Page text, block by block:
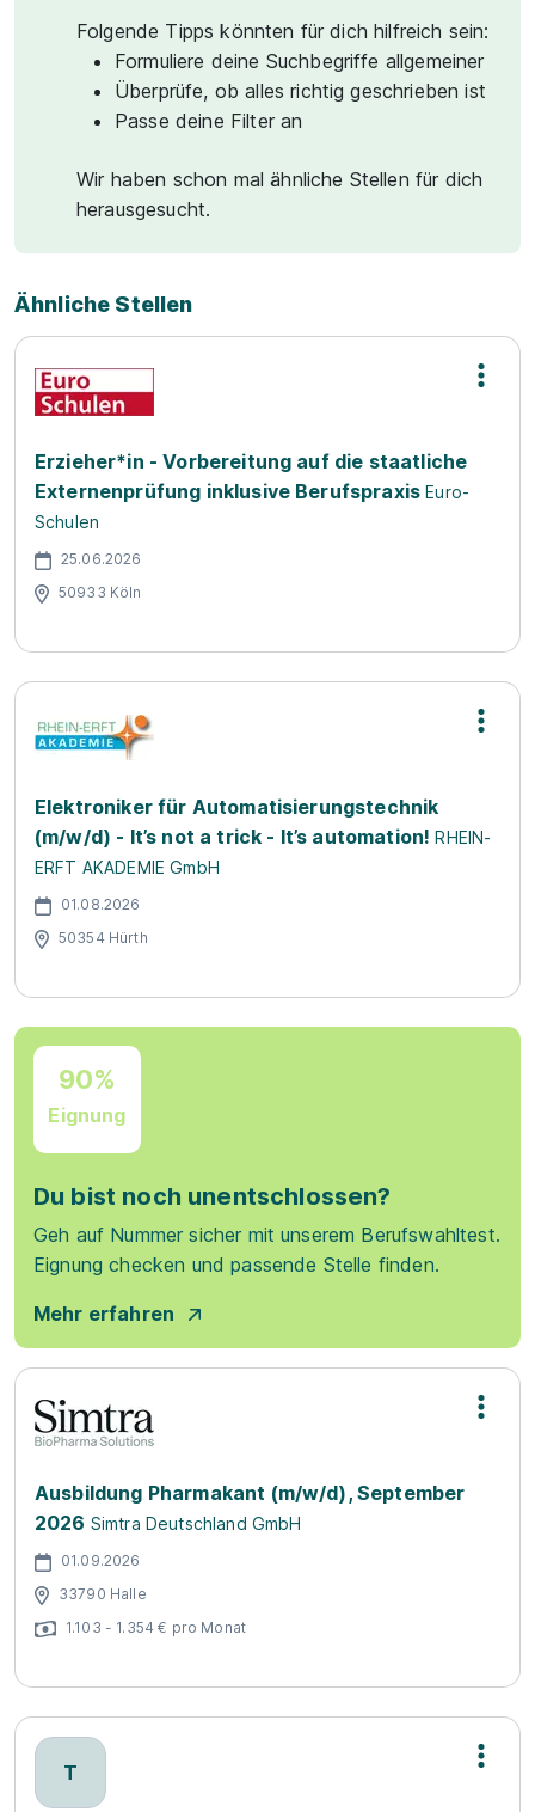
Folgende Tipps könnten für dich hilfreich sein:
Formuliere deine Suchbegriffe allgemeiner
Überprüfe, ob alles richtig geschrieben ist
Passe deine Filter an
Wir haben schon mal ähnliche Stellen für dich
herausgesucht.
Ähnliche Stellen
Erzieher*in - Vorbereitung auf die staatliche
Externenprüfung inklusive Berufspraxis Euro-
Schulen
25.06.2026
50933 Köln
Elektroniker für Automatisierungstechnik
(m/w/d) - It’s not a trick - It’s automation! RHEIN-
ERFT AKADEMIE GmbH
01.08.2026
50354 Hürth
90%
Eignung
Du bist noch unentschlossen?
Geh auf Nummer sicher mit unserem Berufswahltest.
Eignung checken und passende Stelle finden.
Mehr erfahren
Ausbildung Pharmakant (m/w/d), September
2026 Simtra Deutschland GmbH
01.09.2026
33790 Halle
1.103 - 1.354 € pro Monat
T